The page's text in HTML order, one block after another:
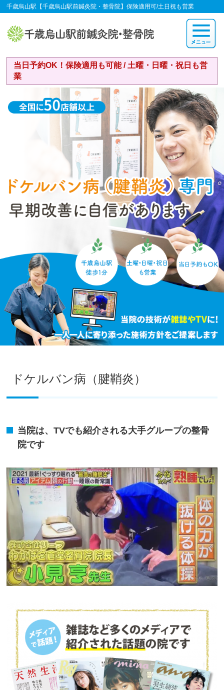
千歳烏山駅【千歳烏山駅前鍼灸院・整骨院】保険適用可/土日祝も営業
当日予約OK！保険適用も可能 / 土曜・日曜・祝日も営
業
ドケルバン病（腱鞘炎）
当院は、TVでも紹介される大手グループの整骨
院です